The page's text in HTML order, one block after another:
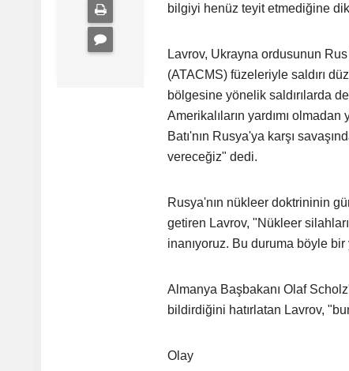
bilgiyi henüz teyit etmediğine
Lavrov, Ukrayna ordusunun
(ATACMS) füzeleriyle saldırı
bölgesine yönelik saldırılarda
Amerikalıların yardımı
Batı'nın Rusya'ya karşı
vereceğiz" dedi.
Rusya'nın nükleer doktrininin
getiren Lavrov, "Nükleer
inanıyoruz. Bu duruma böyle
Almanya Başbakanı Olaf
bildirdiğini hatırlatan Lavrov,
Olay